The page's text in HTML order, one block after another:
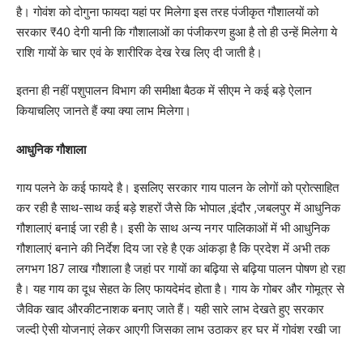
है। गोवंश को दोगुना फायदा यहां पर मिलेगा इस तरह पंजीकृत गौशालयों को
सरकार ₹40 देगी यानी कि गौशालाओं का पंजीकरण हुआ है तो ही उन्हें मिलेगा ये
राशि गायों के चार एवं के शारीरिक देख रेख लिए दी जाती है।
इतना ही नहीं पशुपालन विभाग की समीक्षा बैठक में सीएम ने कई बड़े ऐलान
कियाचलिए जानते हैं क्या क्या लाभ मिलेगा।
आधुनिक गौशाला
गाय पलने के कई फायदे है। इसलिए सरकार गाय पालन के लोगों को प्रोत्साहित
कर रही है साथ-साथ कई बड़े शहरों जैसे कि भोपाल ,इंदौर ,जबलपुर में आधुनिक
गौशालाएं बनाई जा रही है। इसी के साथ अन्य नगर पालिकाओं में भी आधुनिक
गौशालाएं बनाने की निर्देश दिय जा रहे है एक आंकड़ा है कि प्रदेश में अभी तक
लगभग 187 लाख गौशाला है जहां पर गायों का बढ़िया से बढ़िया पालन पोषण हो रहा
है। यह गाय का दूध सेहत के लिए फायदेमंद होता है। गाय के गोबर और गोमूत्र से
जैविक खाद औरकीटनाशक बनाए जाते हैं। यही सारे लाभ देखते हुए सरकार
जल्दी ऐसी योजनाएं लेकर आएगी जिसका लाभ उठाकर हर घर में गोवंश रखी जा